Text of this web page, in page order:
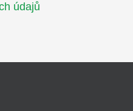
údajů